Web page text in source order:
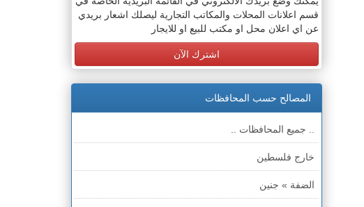
قسم اعلانات المحلات والمكاتب التجارية ليصلك اشعار بريدي
عن اي اعلان محل او مكتب للبيع او للايجار
اشترك الآن
المصالح حسب المحافظات
.. جميع المحافظات ..
خارج فلسطين
الضفة » جنين